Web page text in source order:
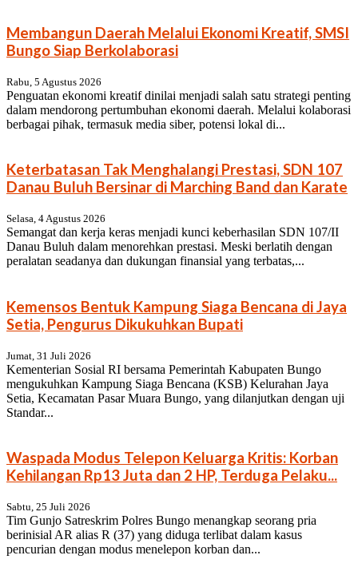
Membangun Daerah Melalui Ekonomi Kreatif, SMSI
Bungo Siap Berkolaborasi
Rabu, 5 Agustus 2026
Penguatan ekonomi kreatif dinilai menjadi salah satu strategi penting
dalam mendorong pertumbuhan ekonomi daerah. Melalui kolaborasi
berbagai pihak, termasuk media siber, potensi lokal di...
Keterbatasan Tak Menghalangi Prestasi, SDN 107
Danau Buluh Bersinar di Marching Band dan Karate
Selasa, 4 Agustus 2026
Semangat dan kerja keras menjadi kunci keberhasilan SDN 107/II
Danau Buluh dalam menorehkan prestasi. Meski berlatih dengan
peralatan seadanya dan dukungan finansial yang terbatas,...
Kemensos Bentuk Kampung Siaga Bencana di Jaya
Setia, Pengurus Dikukuhkan Bupati
Jumat, 31 Juli 2026
Kementerian Sosial RI bersama Pemerintah Kabupaten Bungo
mengukuhkan Kampung Siaga Bencana (KSB) Kelurahan Jaya
Setia, Kecamatan Pasar Muara Bungo, yang dilanjutkan dengan uji
Standar...
Waspada Modus Telepon Keluarga Kritis: Korban
Kehilangan Rp13 Juta dan 2 HP, Terduga Pelaku...
Sabtu, 25 Juli 2026
Tim Gunjo Satreskrim Polres Bungo menangkap seorang pria
berinisial AR alias R (37) yang diduga terlibat dalam kasus
pencurian dengan modus menelepon korban dan...